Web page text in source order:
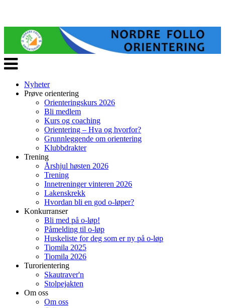
Veksle
navigasjon
Nyheter
Prøve orientering
Orienteringskurs 2026
Bli medlem
Kurs og coaching
Orientering – Hva og hvorfor?
Grunnleggende om orientering
Klubbdrakter
Trening
Årshjul høsten 2026
Trening
Innetreninger vinteren 2026
Lakenskrekk
Hvordan bli en god o-løper?
Konkurranser
Bli med på o-løp!
Påmelding til o-løp
Huskeliste for deg som er ny på o-løp
Tiomila 2025
Tiomila 2026
Turorientering
Skautraver'n
Stolpejakten
Om oss
Om oss